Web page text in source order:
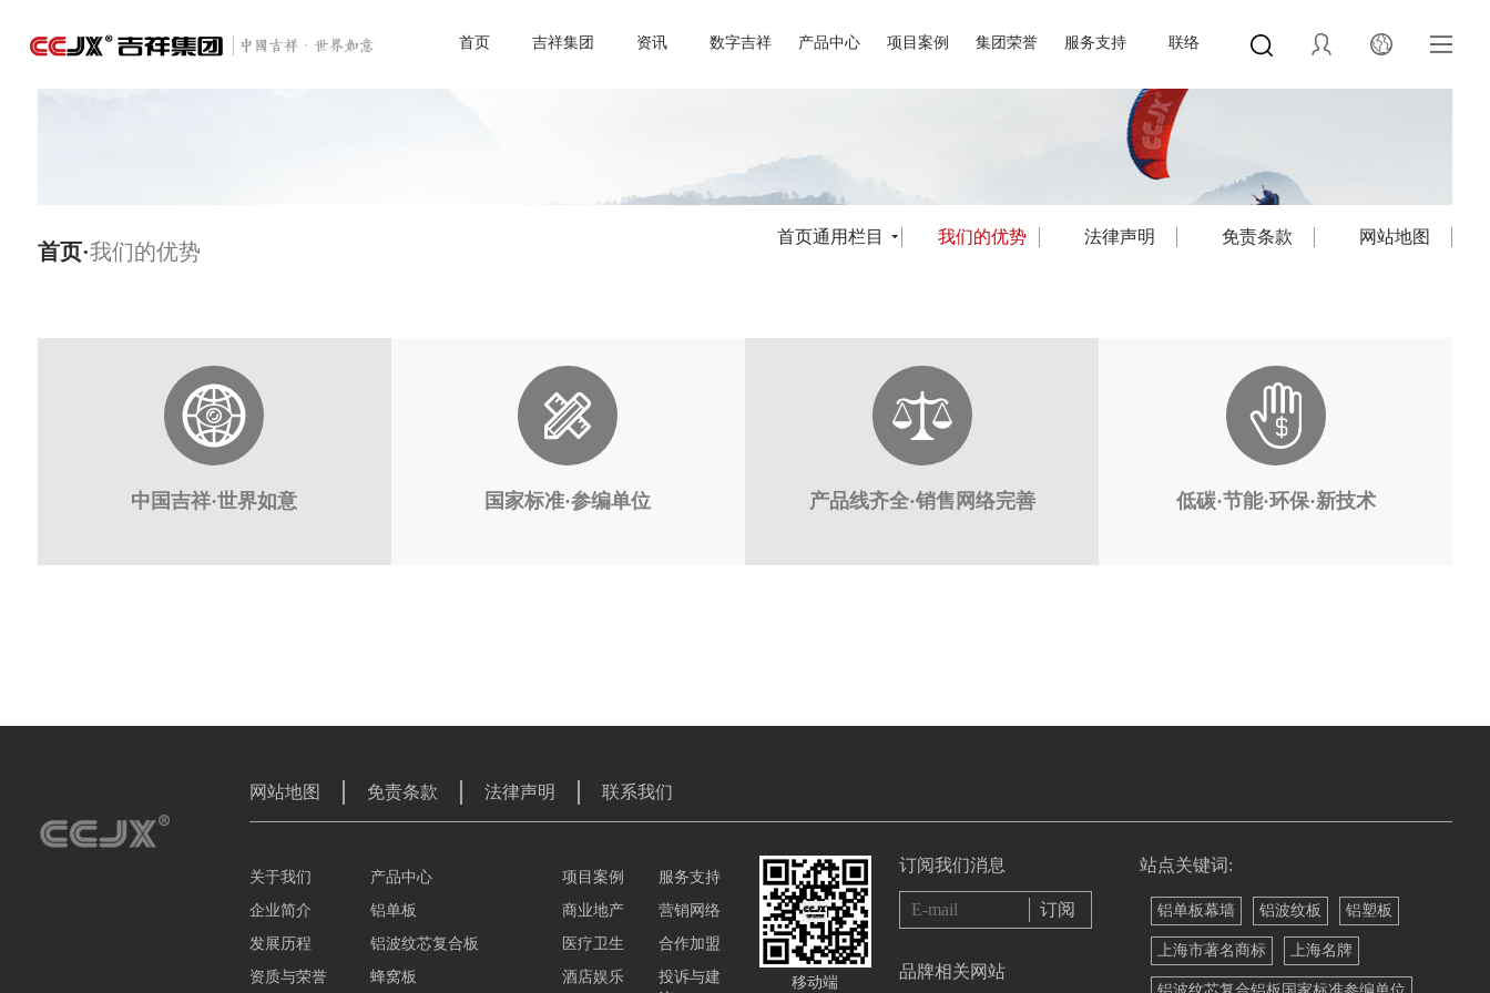
首页 吉祥集团 资讯 数字吉祥 产品中心 项目案例 集团荣誉 服务支持 联络
首页·我们的优势
首页通用栏目 我们的优势 法律声明 免责条款 网站地图
中国吉祥·世界如意 国家标准·参编单位 产品线齐全·销售网络完善 低碳·节能·环保·新技术
网站地图 免责条款 法律声明 联系我们
关于我们
企业简介
发展历程
资质与荣誉
产品中心
铝单板
铝波纹芯复合板
蜂窝板
项目案例
商业地产
医疗卫生
酒店娱乐
服务支持
营销网络
合作加盟
投诉与建
移动端
订阅我们消息
品牌相关网站
站点关键词:
铝单板幕墙 铝波纹板 铝塑板
上海市著名商标 上海名牌